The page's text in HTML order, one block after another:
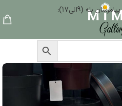
پشتیبانی میمو فقط در پیامرسان بله (9الی17):